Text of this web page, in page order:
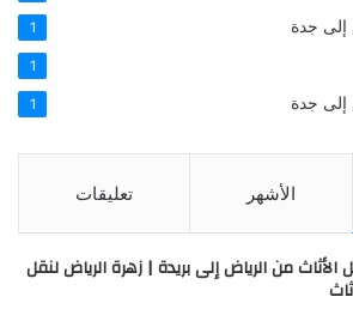
جدة 1
1
إلى جدة 1
الأشهر تعليقات
الأثاث من الرياض إلى بريدة | زهرة الرياض لنقل